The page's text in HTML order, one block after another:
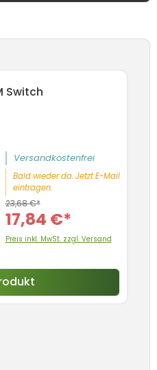
Switch
Versandkostenfrei
Bald wieder da. Jetzt E-Mail
eintragen.
17,84 €*
23,68 €*
Preis inkl. MwSt. zzgl. Versand